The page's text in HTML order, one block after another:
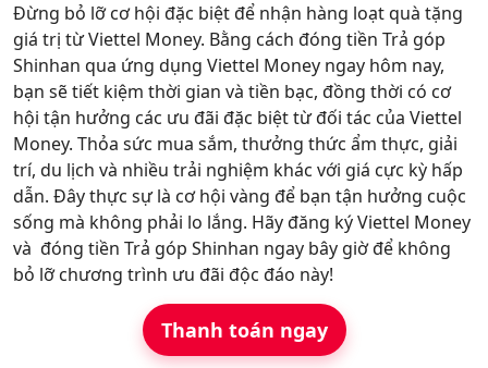
Đừng bỏ lỡ cơ hội đặc biệt để nhận hàng loạt quà tặng
giá trị từ Viettel Money. Bằng cách đóng tiền Trả góp
Shinhan qua ứng dụng Viettel Money ngay hôm nay,
bạn sẽ tiết kiệm thời gian và tiền bạc, đồng thời có cơ
hội tận hưởng các ưu đãi đặc biệt từ đối tác của Viettel
Money. Thỏa sức mua sắm, thưởng thức ẩm thực, giải
trí, du lịch và nhiều trải nghiệm khác với giá cực kỳ hấp
dẫn. Đây thực sự là cơ hội vàng để bạn tận hưởng cuộc
sống mà không phải lo lắng. Hãy đăng ký Viettel Money
và đóng tiền Trả góp Shinhan ngay bây giờ để không
bỏ lỡ chương trình ưu đãi độc đáo này!
Thanh toán ngay